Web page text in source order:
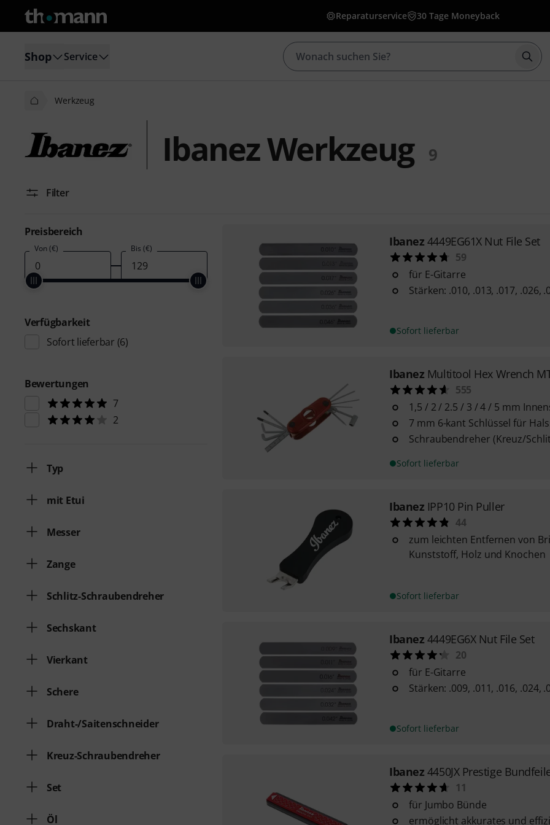
Reparaturservice 30 Tage Moneyback
Shop Service
Werkzeug
Ibanez Werkzeug 9
Filter
Preisbereich
Von (€) Bis (€)
Verfügbarkeit
Sofort lieferbar (6)
Bewertungen
7
2
Typ
mit Etui
Messer
Zange
Schlitz-Schraubendreher
Sechskant
Vierkant
Schere
Draht-/Saitenschneider
Kreuz-Schraubendreher
Set
Öl
Ibanez 4449EG61X Nut File Set
59
für E-Gitarre
Stärken: .010, .013, .017, .026,
Sofort lieferbar
Ibanez Multitool Hex Wrench
555
1,5 / 2 / 2.5 / 3 / 4 / 5 mm
7 mm 6-kant Schlüssel für
Schraubendreher (Kreuz/
Sofort lieferbar
Ibanez IPP10 Pin Puller
44
zum leichten Entfernen von
Kunststoff, Holz und Knochen
Sofort lieferbar
Ibanez 4449EG6X Nut File Set
20
für E-Gitarre
Stärken: .009, .011, .016, .024,
Sofort lieferbar
Ibanez 4450JX Prestige
11
für Jumbo Bünde
ermöglicht akkurates und